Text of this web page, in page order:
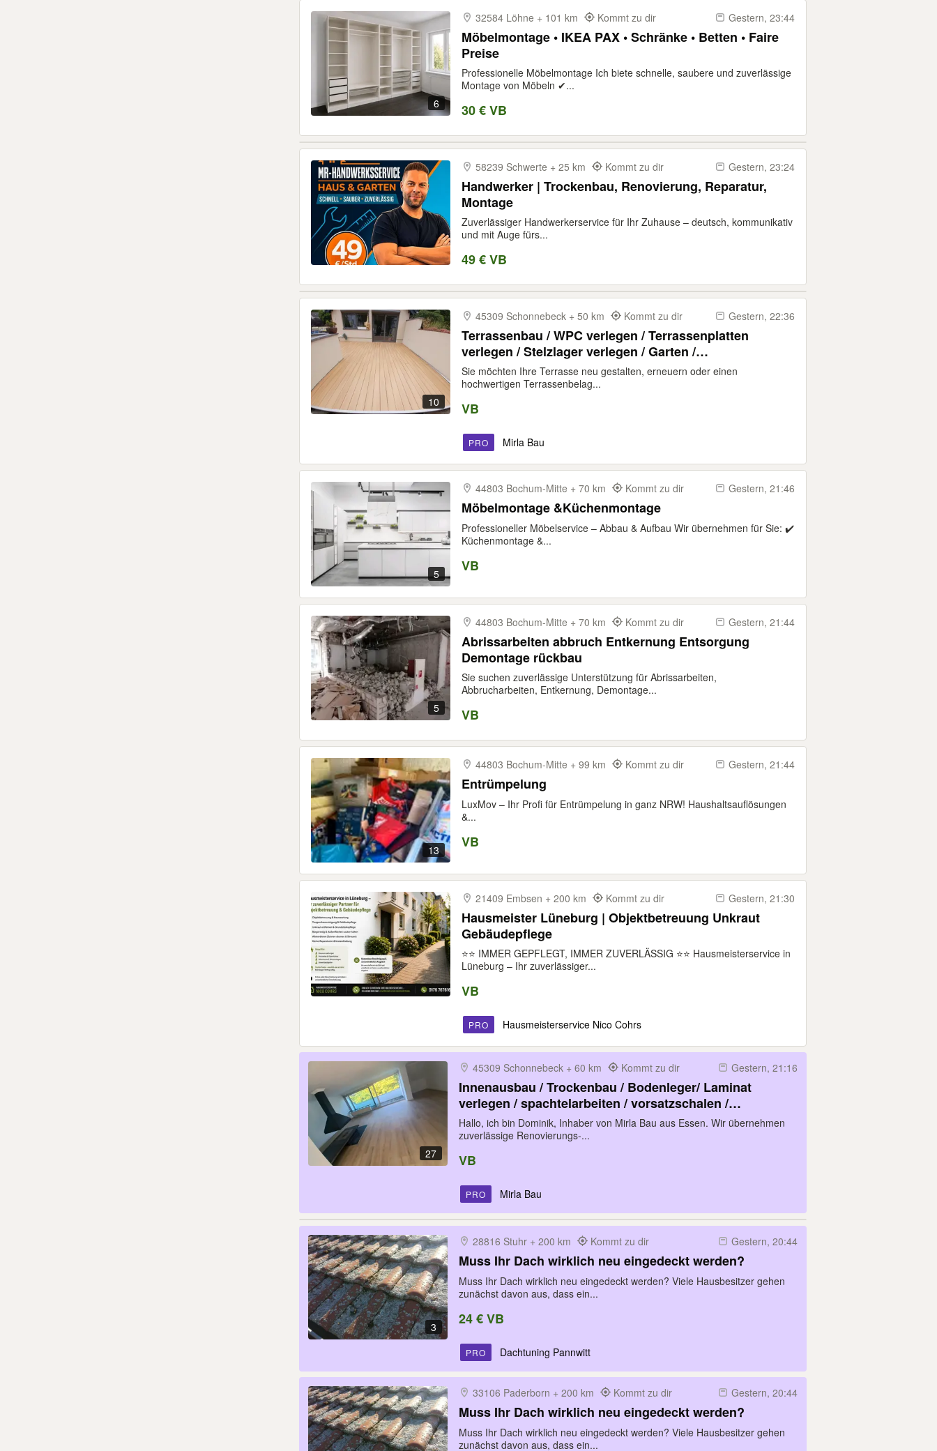
6
32584 Löhne + 101 km Kommt zu dir Gestern, 23:44
Möbelmontage • IKEA PAX • Schränke • Betten • Faire
Preise
Professionelle Möbelmontage Ich biete schnelle, saubere und zuverlässige
Montage von Möbeln ✔...
30 € VB
58239 Schwerte + 25 km Kommt zu dir Gestern, 23:24
Handwerker | Trockenbau, Renovierung, Reparatur,
Montage
Zuverlässiger Handwerkerservice für Ihr Zuhause – deutsch, kommunikativ
und mit Auge fürs...
49 € VB
10
45309 Schonnebeck + 50 km Kommt zu dir Gestern, 22:36
Terrassenbau / WPC verlegen / Terrassenplatten
verlegen / Stelzlager verlegen / Garten /
Terrassenfliesen verlegen / Gartenausbau
Sie möchten Ihre Terrasse neu gestalten, erneuern oder einen
hochwertigen Terrassenbelag...
VB
PRO Mirla Bau
5
44803 Bochum-​Mitte + 70 km Kommt zu dir Gestern, 21:46
Möbelmontage &Küchenmontage
Professioneller Möbelservice – Abbau & Aufbau Wir übernehmen für Sie: ✔️
Küchenmontage &...
VB
5
44803 Bochum-​Mitte + 70 km Kommt zu dir Gestern, 21:44
Abrissarbeiten abbruch Entkernung Entsorgung
Demontage rückbau
Sie suchen zuverlässige Unterstützung für Abrissarbeiten,
Abbrucharbeiten, Entkernung, Demontage...
VB
13
44803 Bochum-​Mitte + 99 km Kommt zu dir Gestern, 21:44
Entrümpelung
LuxMov – Ihr Profi für Entrümpelung in ganz NRW! Haushaltsauflösungen
&...
VB
21409 Embsen + 200 km Kommt zu dir Gestern, 21:30
Hausmeister Lüneburg | Objektbetreuung Unkraut
Gebäudepflege
⭐️⭐️ IMMER GEPFLEGT, IMMER ZUVERLÄSSIG ⭐️⭐️ Hausmeisterservice in
Lüneburg – Ihr zuverlässiger...
VB
PRO Hausmeisterservice Nico Cohrs
27
45309 Schonnebeck + 60 km Kommt zu dir Gestern, 21:16
Innenausbau / Trockenbau / Bodenleger/ Laminat
verlegen / spachtelarbeiten / vorsatzschalen /
Renovierung / Decke abhängen / Vinyl verlegen /
Tapezieren / Streichen / Türen einbau / Zargen einbauen
Hallo, ich bin Dominik, Inhaber von Mirla Bau aus Essen. Wir übernehmen
zuverlässige Renovierungs-...
VB
PRO Mirla Bau
3
28816 Stuhr + 200 km Kommt zu dir Gestern, 20:44
Muss Ihr Dach wirklich neu eingedeckt werden?
Muss Ihr Dach wirklich neu eingedeckt werden? Viele Hausbesitzer gehen
zunächst davon aus, dass ein...
24 € VB
PRO Dachtuning Pannwitt
33106 Paderborn + 200 km Kommt zu dir Gestern, 20:44
Muss Ihr Dach wirklich neu eingedeckt werden?
Muss Ihr Dach wirklich neu eingedeckt werden? Viele Hausbesitzer gehen
zunächst davon aus, dass ein...